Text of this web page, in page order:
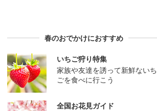
春のおでかけにおすすめ
いちご狩り特集
家族や友達を誘って新鮮ないち
ごを食べに行こう
全国お花見ガイド